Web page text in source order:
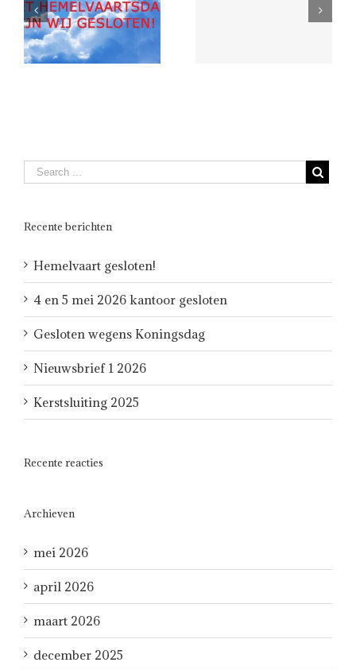
4 en 5 mei 2026
kantoor gesloten
Gesloten wegens
Recente berichten
Hemelvaart gesloten!
4 en 5 mei 2026 kantoor gesloten
Gesloten wegens Koningsdag
Nieuwsbrief 1 2026
Kerstsluiting 2025
Recente reacties
Archieven
mei 2026
april 2026
maart 2026
december 2025